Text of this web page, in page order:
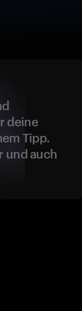
deine
Tipp.
und auch